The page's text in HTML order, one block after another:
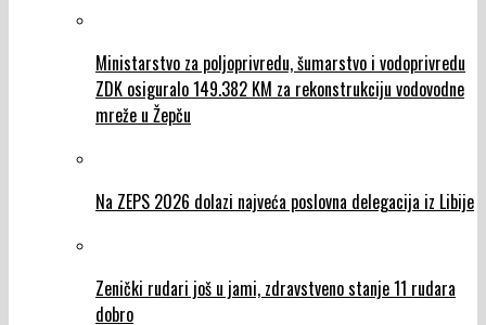
Ministarstvo za poljoprivredu, šumarstvo i vodoprivredu
ZDK osiguralo 149.382 KM za rekonstrukciju vodovodne
mreže u Žepču
Na ZEPS 2026 dolazi najveća poslovna delegacija iz Libije
Zenički rudari još u jami, zdravstveno stanje 11 rudara
dobro